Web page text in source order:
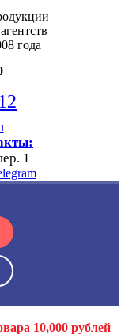
года
1
10,000 рублей